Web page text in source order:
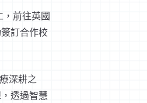
前往英國
訂合作校
深耕之
透過智慧